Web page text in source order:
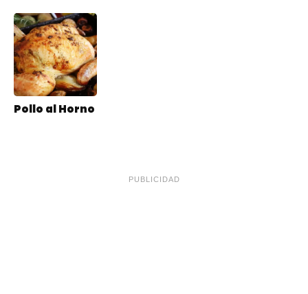
Pollo al Horno
PUBLICIDAD